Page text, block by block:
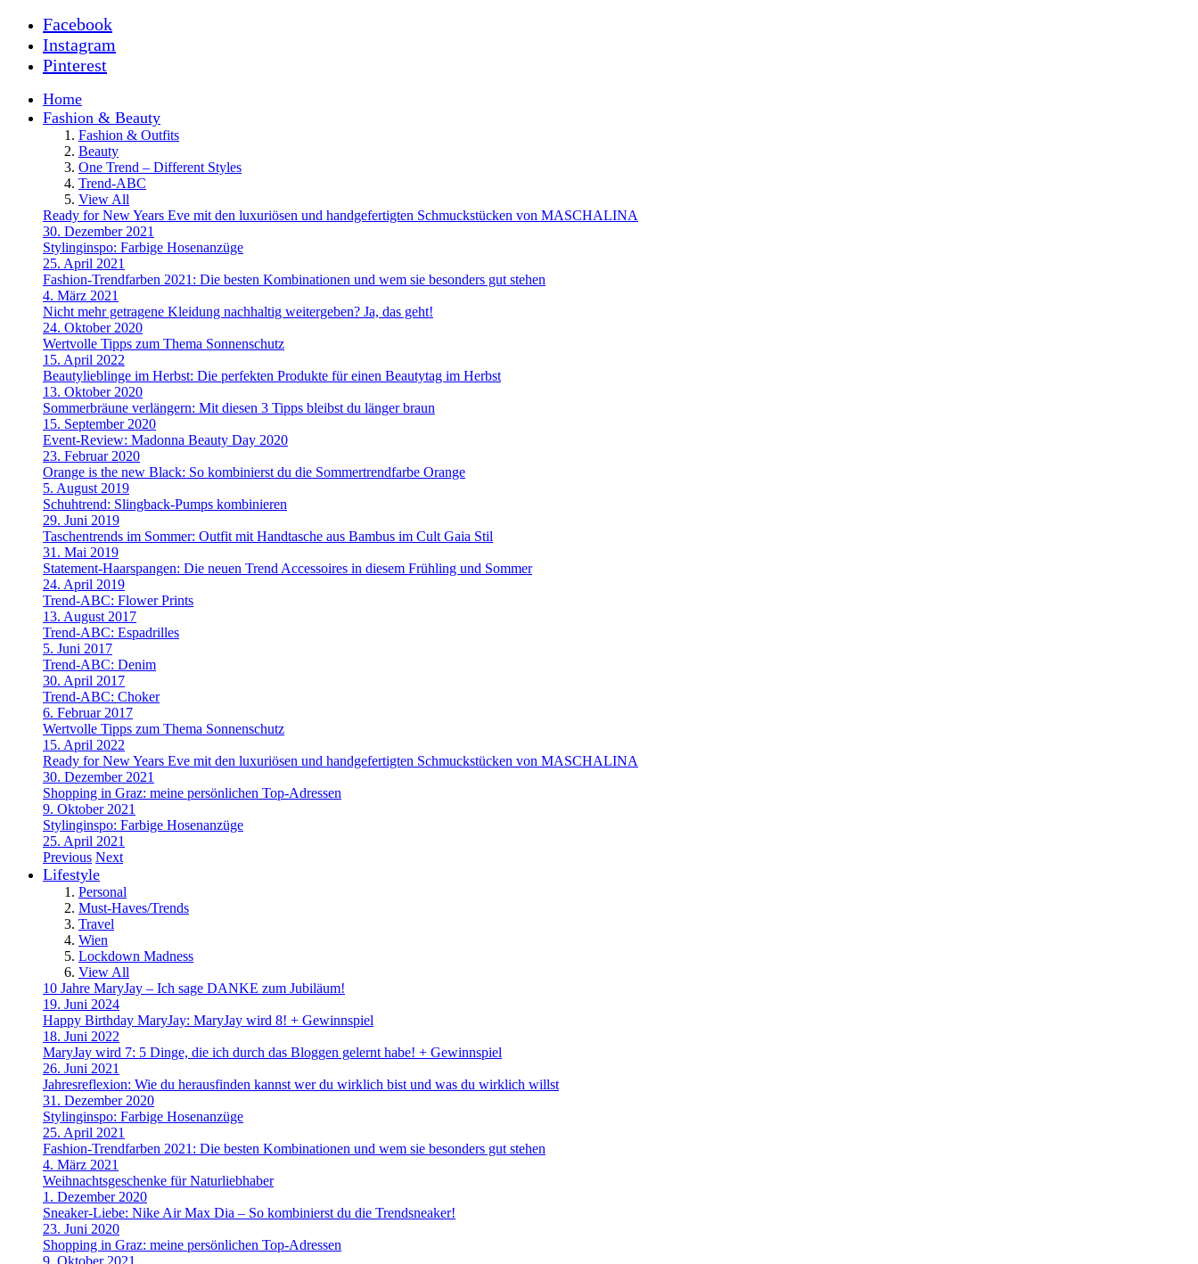
Facebook
Instagram
Pinterest
Home
Fashion & Beauty
Fashion & Outfits
Beauty
One Trend – Different Styles
Trend-ABC
View All
Ready for New Years Eve mit den luxuriösen und handgefertigten Schmuckstücken von MASCHALINA
30. Dezember 2021
Stylinginspo: Farbige Hosenanzüge
25. April 2021
Fashion-Trendfarben 2021: Die besten Kombinationen und wem sie besonders gut stehen
4. März 2021
Nicht mehr getragene Kleidung nachhaltig weitergeben? Ja, das geht!
24. Oktober 2020
Wertvolle Tipps zum Thema Sonnenschutz
15. April 2022
Beautylieblinge im Herbst: Die perfekten Produkte für einen Beautytag im Herbst
13. Oktober 2020
Sommerbräune verlängern: Mit diesen 3 Tipps bleibst du länger braun
15. September 2020
Event-Review: Madonna Beauty Day 2020
23. Februar 2020
Orange is the new Black: So kombinierst du die Sommertrendfarbe Orange
5. August 2019
Schuhtrend: Slingback-Pumps kombinieren
29. Juni 2019
Taschentrends im Sommer: Outfit mit Handtasche aus Bambus im Cult Gaia Stil
31. Mai 2019
Statement-Haarspangen: Die neuen Trend Accessoires in diesem Frühling und Sommer
24. April 2019
Trend-ABC: Flower Prints
13. August 2017
Trend-ABC: Espadrilles
5. Juni 2017
Trend-ABC: Denim
30. April 2017
Trend-ABC: Choker
6. Februar 2017
Wertvolle Tipps zum Thema Sonnenschutz
15. April 2022
Ready for New Years Eve mit den luxuriösen und handgefertigten Schmuckstücken von MASCHALINA
30. Dezember 2021
Shopping in Graz: meine persönlichen Top-Adressen
9. Oktober 2021
Stylinginspo: Farbige Hosenanzüge
25. April 2021
Previous Next
Lifestyle
Personal
Must-Haves/Trends
Travel
Wien
Lockdown Madness
View All
10 Jahre MaryJay – Ich sage DANKE zum Jubiläum!
19. Juni 2024
Happy Birthday MaryJay: MaryJay wird 8! + Gewinnspiel
18. Juni 2022
MaryJay wird 7: 5 Dinge, die ich durch das Bloggen gelernt habe! + Gewinnspiel
26. Juni 2021
Jahresreflexion: Wie du herausfinden kannst wer du wirklich bist und was du wirklich willst
31. Dezember 2020
Stylinginspo: Farbige Hosenanzüge
25. April 2021
Fashion-Trendfarben 2021: Die besten Kombinationen und wem sie besonders gut stehen
4. März 2021
Weihnachtsgeschenke für Naturliebhaber
1. Dezember 2020
Sneaker-Liebe: Nike Air Max Dia – So kombinierst du die Trendsneaker!
23. Juni 2020
Shopping in Graz: meine persönlichen Top-Adressen
9. Oktober 2021